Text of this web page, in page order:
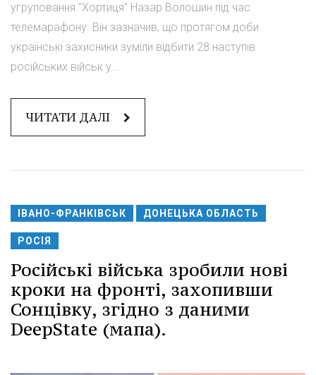
угруповання "Хортиця" Назар Волошин під час
телемарафону. Він зазначив, що протягом доби
українські захисники зуміли відбити 28 наступів
російських військ у...
ЧИТАТИ ДАЛІ
ІВАНО-ФРАНКІВСЬК ДОНЕЦЬКА ОБЛАСТЬ
РОСІЯ
Російські війська зробили нові
кроки на фронті, захопивши
Сонцівку, згідно з даними
DeepState (мапа).